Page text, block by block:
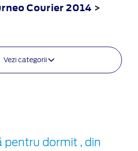
Courier 2014 >
Vezi categorii
pentru dormit , din